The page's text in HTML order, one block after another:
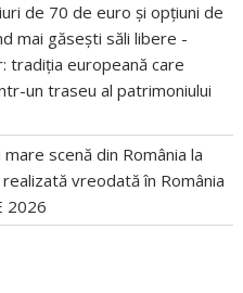
de 70 de euro și opțiuni de
mai găsești săli libere -
tradiția europeană care
un traseu al patrimoniului
scenă din România la
vreodată în România
2026